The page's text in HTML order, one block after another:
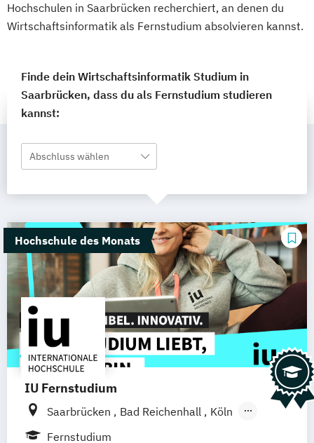
Hochschulen in Saarbrücken recherchiert, an denen du
Wirtschaftsinformatik als Fernstudium absolvieren kannst.
Finde dein Wirtschaftsinformatik Studium in
Saarbrücken, dass du als Fernstudium studieren
kannst:
Abschluss wählen
Hochschule des Monats
IU Fernstudium
Saarbrücken Bad Reichenhall
Köln
Rostock
Fernstudium